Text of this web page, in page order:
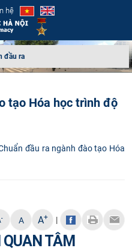
hệ
đầu ra
tạo Hóa học trình độ
đầu ra ngành đào tạo Hóa
- A A+ |
QUAN TÂM